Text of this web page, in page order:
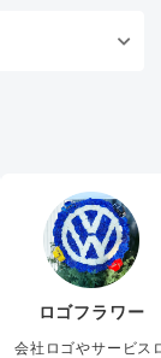
ロゴフラワー
会社ロゴやサービス